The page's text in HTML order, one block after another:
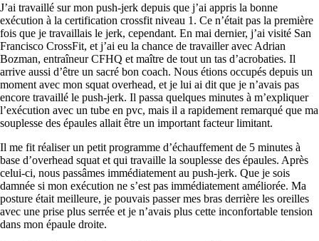
J’ai travaillé sur mon push-jerk depuis que j’ai appris la bonne
exécution à la certification crossfit niveau 1. Ce n’était pas la première
fois que je travaillais le jerk, cependant. En mai dernier, j’ai visité San
Francisco CrossFit, et j’ai eu la chance de travailler avec Adrian
Bozman, entraîneur CFHQ et maître de tout un tas d’acrobaties. Il
arrive aussi d’être un sacré bon coach. Nous étions occupés depuis un
moment avec mon squat overhead, et je lui ai dit que je n’avais pas
encore travaillé le push-jerk. Il passa quelques minutes à m’expliquer
l’exécution avec un tube en pvc, mais il a rapidement remarqué que ma
souplesse des épaules allait être un important facteur limitant.
Il me fit réaliser un petit programme d’échauffement de 5 minutes à
base d’overhead squat et qui travaille la souplesse des épaules. Après
celui-ci, nous passâmes immédiatement au push-jerk. Que je sois
damnée si mon exécution ne s’est pas immédiatement améliorée. Ma
posture était meilleure, je pouvais passer mes bras derrière les oreilles
avec une prise plus serrée et je n’avais plus cette inconfortable tension
dans mon épaule droite.